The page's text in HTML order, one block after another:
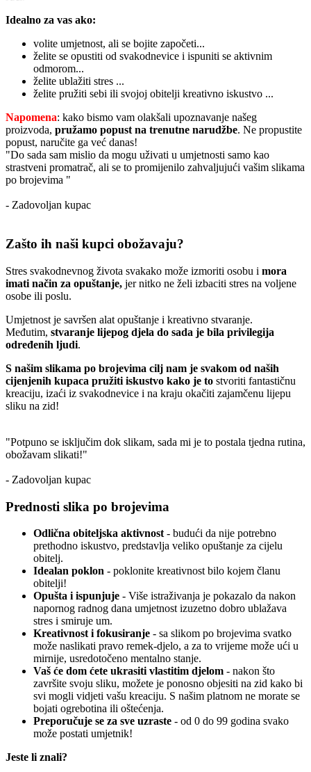
Idealno za vas ako:
volite umjetnost, ali se bojite započeti...
želite se opustiti od svakodnevice i ispuniti se aktivnim
odmorom...
želite ublažiti stres ...
želite pružiti sebi ili svojoj obitelji kreativno iskustvo ...
Napomena: kako bismo vam olakšali upoznavanje našeg
proizvoda, pružamo popust na trenutne narudžbe. Ne propustite
popust, naručite ga već danas!
"Do sada sam mislio da mogu uživati u umjetnosti samo kao
strastveni promatrač, ali se to promijenilo zahvaljujući vašim slikama
po brojevima "
- Zadovoljan kupac
Zašto ih naši kupci obožavaju?
Stres svakodnevnog života svakako može izmoriti osobu i mora
imati način za opuštanje, jer nitko ne želi izbaciti stres na voljene
osobe ili poslu.
Umjetnost je savršen alat opuštanje i kreativno stvaranje.
Međutim, stvaranje lijepog djela do sada je bila privilegija
određenih ljudi.
S našim slikama po brojevima cilj nam je svakom od naših
cijenjenih kupaca pružiti iskustvo kako je to stvoriti fantastičnu
kreaciju, izaći iz svakodnevice i na kraju okačiti zajamčenu lijepu
sliku na zid!
"Potpuno se isključim dok slikam, sada mi je to postala tjedna rutina,
obožavam slikati!"
- Zadovoljan kupac
Prednosti slika po brojevima
Odlična obiteljska aktivnost- budući da nije potrebno
prethodno iskustvo, predstavlja veliko opuštanje za cijelu
obitelj.
Idealan poklon - poklonite kreativnost bilo kojem članu
obitelji!
Opušta i ispunjuje - Više istraživanja je pokazalo da nakon
napornog radnog dana umjetnost izuzetno dobro ublažava
stres i smiruje um.
Kreativnost i fokusiranje - sa slikom po brojevima svatko
može naslikati pravo remek-djelo, a za to vrijeme može ući u
mirnije, usredotočeno mentalno stanje.
Vaš će dom ćete ukrasiti vlastitim djelom - nakon što
završite svoju sliku, možete je ponosno objesiti na zid kako bi
svi mogli vidjeti vašu kreaciju. S našim platnom ne morate se
bojati ogrebotina ili oštećenja.
Preporučuje se za sve uzraste - od 0 do 99 godina svako
može postati umjetnik!
Jeste li znali?